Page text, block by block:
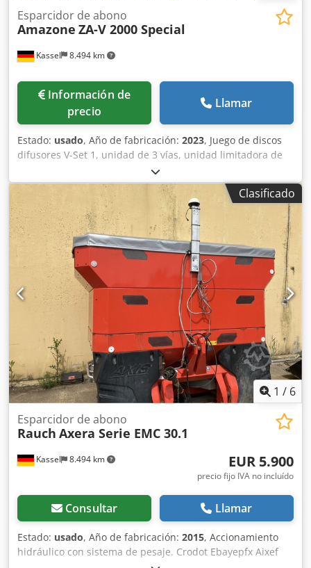
Kassel 8.494 km
Esparcidor de abono
Amazone ZA-V 2000 Special
Información de
precio
Llamar
Estado: usado, Año de fabricación: 2023, Juego de discos
difusores V-Set 1, unidad de 3 vías, unidad limitadora de
esparcido Limiter V / barra de protección tubular S,
dispositivo de rodillos enchufable, mecanismo de
esparcido ZA-V, sobreestructura de tolva S / 2000 eje de
transmisión con acoplamiento de fricción, componentes de
instalación para dispositivos base ZA, recogedor de
suciedad S / iluminación LED Cedpfx Ajt Dwh Reixorf
Clasificado
1 / 6
Kassel 8.494 km
Esparcidor de abono
Rauch Axera Serie EMC 30.1
EUR 5.900
precio fijo IVA no incluído
Consultar Llamar
Estado: usado, Año de fabricación: 2015, Accionamiento
hidráulico con sistema de pesaje. Crodot Ebayepfx Aixef